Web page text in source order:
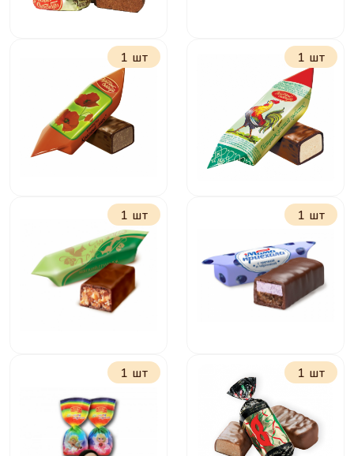
Трюфели Красный
октябрь
Птичье молоко
сливочно-
ванильное
1 шт
Красный мак
1 шт
Петушок-золотой
гребешок
1 шт
Грильяжные
мягкий грильяж
1 шт
Мама Приехала с
черникой и
гречкой
1 шт 1 шт